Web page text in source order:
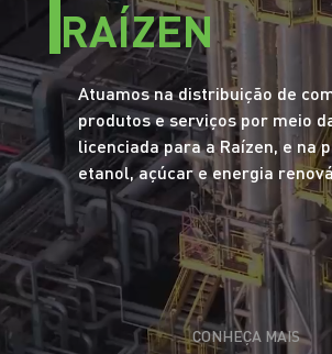
RAÍZEN
Atuamos na distribuição de
produtos e serviços por meio
licenciada para a Raízen, e na
etanol, açúcar e energia
CONHEÇA MAIS